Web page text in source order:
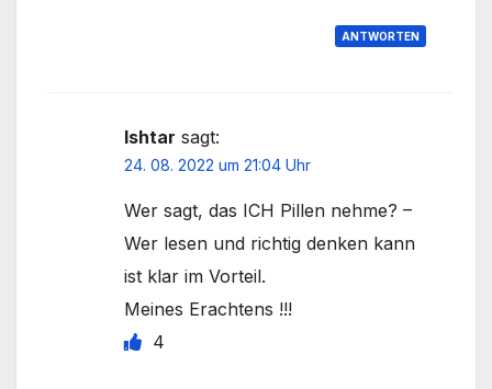
ANTWORTEN
Ishtar sagt:
24. 08. 2022 um 21:04 Uhr
Wer sagt, das ICH Pillen nehme? –
Wer lesen und richtig denken kann
ist klar im Vorteil.
Meines Erachtens !!!
4